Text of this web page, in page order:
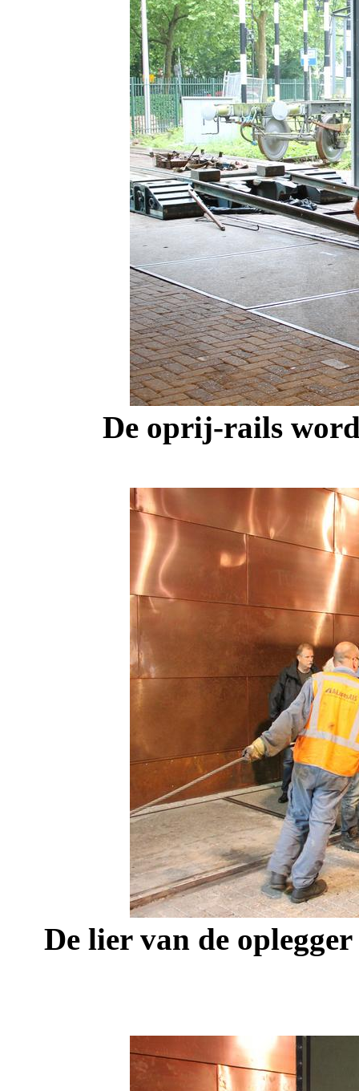
De oprij-rails
De lier van de